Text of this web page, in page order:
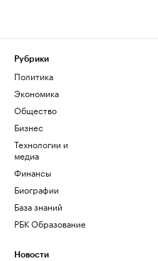
Рубрики
Политика
Экономика
Общество
Бизнес
Технологии и
медиа
Финансы
Биографии
База знаний
РБК Образование
Новости